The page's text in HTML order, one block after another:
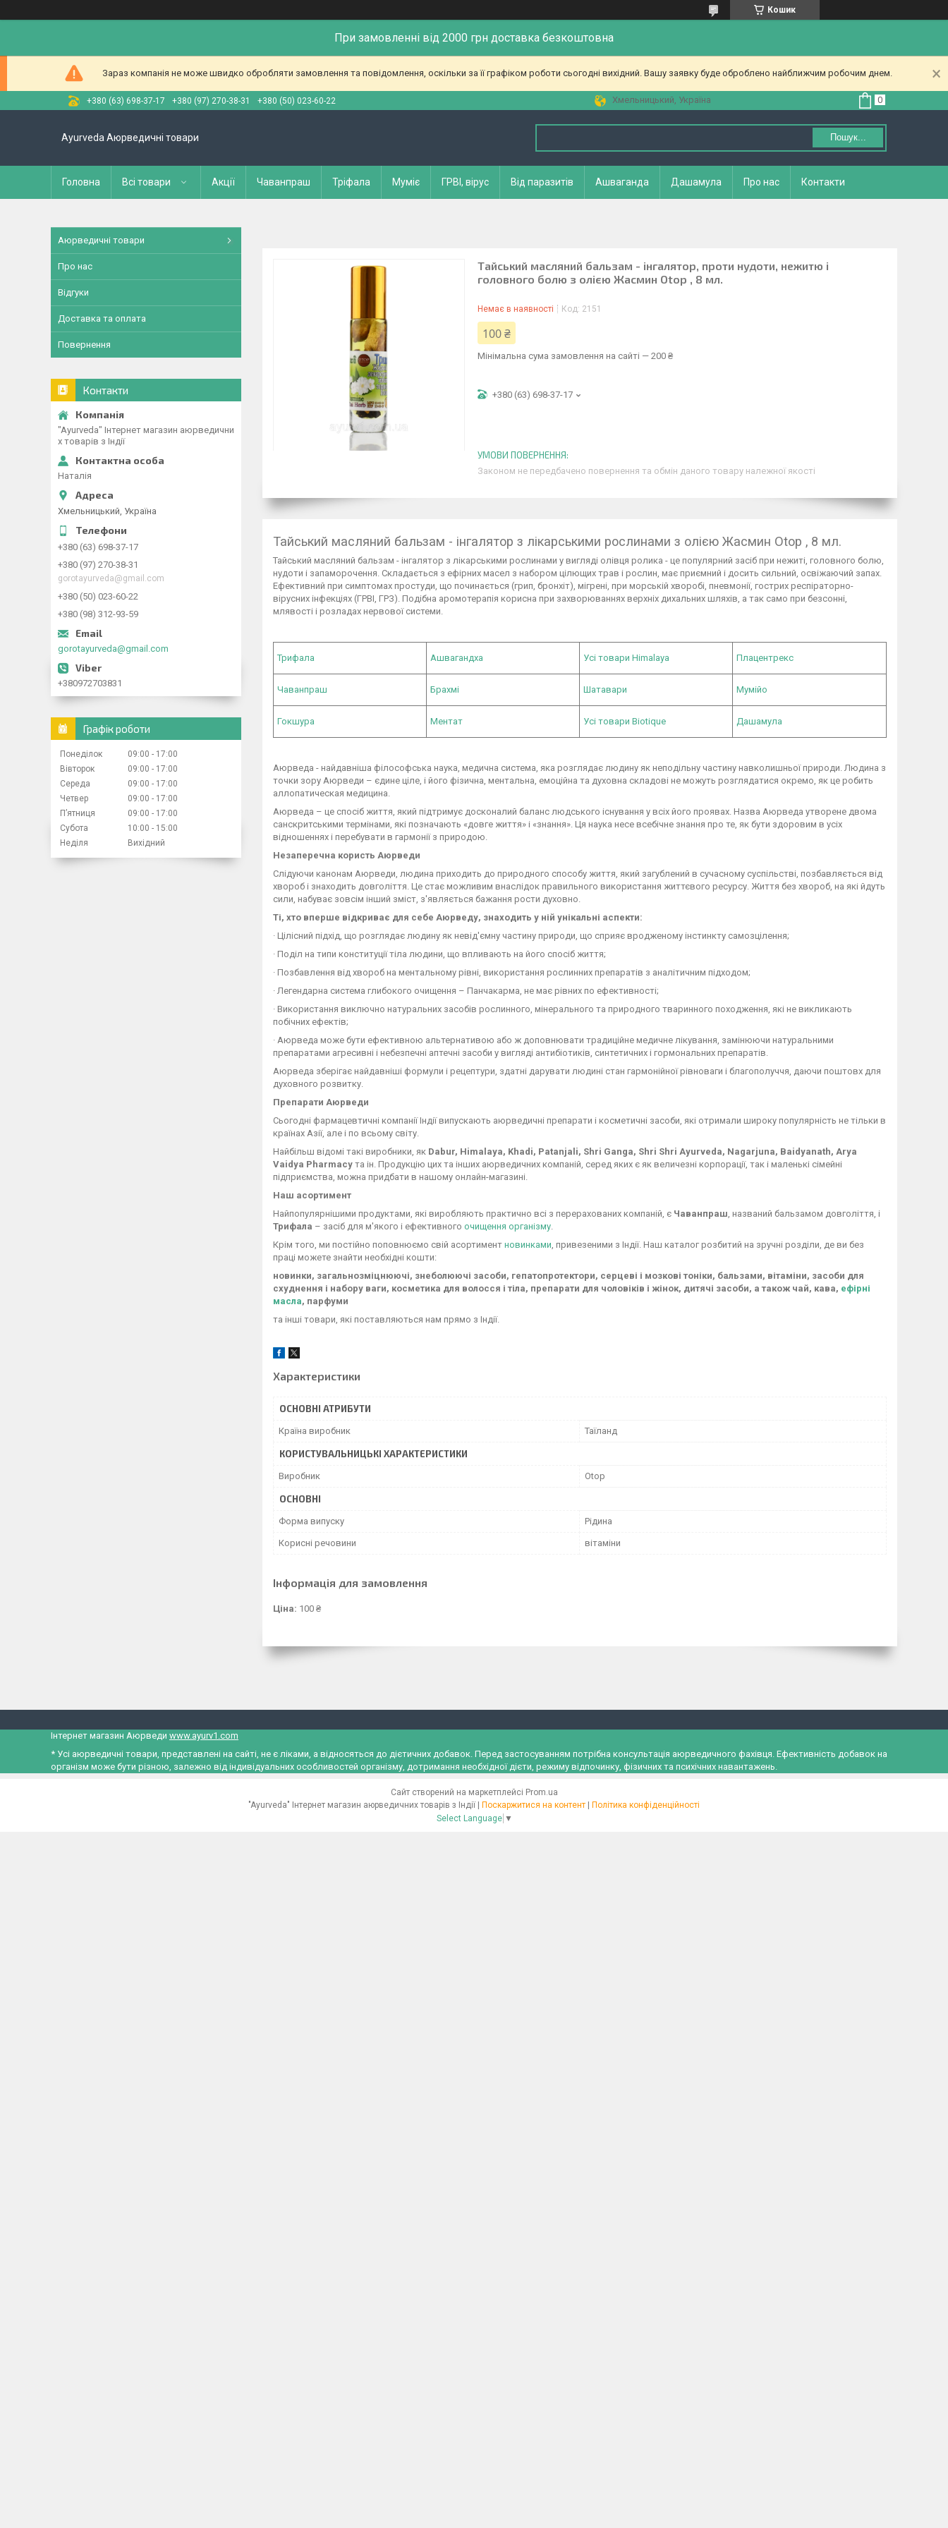
Кошик
При замовленні від 2000 грн доставка безкоштовна
Зараз компанія не може швидко обробляти замовлення та повідомлення, оскільки за її графіком роботи сьогодні вихідний. Вашу заявку буде оброблено найближчим робочим днем.
+380 (63) 698-37-17 +380 (97) 270-38-31 +380 (50) 023-60-22 Хмельницький, Україна
Ayurveda Аюрведичні товари Пошук...
Головна Всі товари Акції Чаванпраш Тріфала Муміє ГРВІ, вірус Від паразитів Ашваганда Дашамула Про нас Контакти
Тайський масляний бальзам - інгалятор, проти нудоти, нежитю і
головного болю з олією Жасмин Otop , 8 мл.
Немає в наявності Код: 2151
100 ₴
Мінімальна сума замовлення на сайті — 200 ₴
+380 (63) 698-37-17
Законом не передбачено повернення та обмін даного товару належної якості
Тайський масляний бальзам - інгалятор з лікарськими рослинами з олією Жасмин Otop , 8 мл.
Тайський масляний бальзам - інгалятор з лікарськими рослинами у вигляді олівця ролика - це популярний засіб при нежиті, головного болю,
нудоти і запаморочення. Складається з ефірних масел з набором цілющих трав і рослин, має приємний і досить сильний, освіжаючий запах.
Ефективний при симптомах простуди, що починається (грип, бронхіт), мігрені, при морській хворобі, пневмонії, гострих респіраторно-
вірусних інфекціях (ГРВІ, ГРЗ). Подібна аромотерапія корисна при захворюваннях верхніх дихальних шляхів, а так само при безсонні,
млявості і розладах нервової системи.
Трифала Ашвагандха Усі товари Himalaya Плацентрекс
Чаванпраш Брахмі Шатавари Мумійо
Гокшура Ментат Усі товари Biotique Дашамула
Аюрведа - найдавніша філософська наука, медична система, яка розглядає людину як неподільну частину навколишньої природи. Людина з
точки зору Аюрведи – єдине ціле, і його фізична, ментальна, емоційна та духовна складові не можуть розглядатися окремо, як це робить
аллопатическая медицина.
Аюрведа – це спосіб життя, який підтримує досконалий баланс людського існування у всіх його проявах. Назва Аюрведа утворене двома
санскритськими термінами, які позначають «довге життя» і «знання». Ця наука несе всебічне знання про те, як бути здоровим в усіх
відношеннях і перебувати в гармонії з природою.
Незаперечна користь Аюрведи
Слідуючи канонам Аюрведи, людина приходить до природного способу життя, який загублений в сучасному суспільстві, позбавляється від
хвороб і знаходить довголіття. Це стає можливим внаслідок правильного використання життєвого ресурсу. Життя без хвороб, на які йдуть
сили, набуває зовсім інший зміст, з'являється бажання рости духовно.
Ті, хто вперше відкриває для себе Аюрведу, знаходить у ній унікальні аспекти:
· Цілісний підхід, що розглядає людину як невід'ємну частину природи, що сприяє вродженому інстинкту самозцілення;
· Поділ на типи конституції тіла людини, що впливають на його спосіб життя;
· Позбавлення від хвороб на ментальному рівні, використання рослинних препаратів з аналітичним підходом;
· Легендарна система глибокого очищення – Панчакарма, не має рівних по ефективності;
· Використання виключно натуральних засобів рослинного, мінерального та природного тваринного походження, які не викликають
побічних ефектів;
· Аюрведа може бути ефективною альтернативою або ж доповнювати традиційне медичне лікування, замінюючи натуральними
препаратами агресивні і небезпечні аптечні засоби у вигляді антибіотиків, синтетичних і гормональних препаратів.
Аюрведа зберігає найдавніші формули і рецептури, здатні дарувати людині стан гармонійної рівноваги і благополуччя, даючи поштовх для
духовного розвитку.
Препарати Аюрведи
Сьогодні фармацевтичні компанії Індії випускають аюрведичні препарати і косметичні засоби, які отримали широку популярність не тільки в
країнах Азії, але і по всьому світу.
Найбільш відомі такі виробники, як Dabur, Himalaya, Khadi, Patanjali, Shri Ganga, Shri Shri Ayurveda, Nagarjuna, Baidyanath, Arya
Vaidya Pharmacy та ін. Продукцію цих та інших аюрведичних компаній, серед яких є як величезні корпорації, так і маленькі сімейні
підприємства, можна придбати в нашому онлайн-магазині.
Наш асортимент
Найпопулярнішими продуктами, які виробляють практично всі з перерахованих компаній, є Чаванпраш , названий бальзамом довголіття, і
Трифала – засіб для м'якого і ефективного очищення організму
Крім того, ми постійно поповнюємо свій асортимент новинками , привезеними з Індії. Наш каталог розбитий на зручні розділи, де ви без
праці можете знайти необхідні кошти:
новинки, загальнозміцнюючі, знеболюючі засоби, гепатопротектори, серцеві і мозкові тоніки, бальзами, вітаміни, засоби для
схуднення і набору ваги, косметика для волосся і тіла, препарати для чоловіків і жінок, дитячі засоби, а також чай, кава, ефірні
масла, парфуми
та інші товари, які поставляються нам прямо з Індії.
Характеристики
ОСНОВНІ АТРИБУТИ
Країна виробник Таїланд
КОРИСТУВАЛЬНИЦЬКІ ХАРАКТЕРИСТИКИ
Виробник Otop
ОСНОВНІ
Форма випуску Рідина
Корисні речовини вітаміни
Інформація для замовлення
Ціна: 100 ₴
Аюрведичні товари
Про нас
Відгуки
Доставка та оплата
Повернення
Контакти
"Ayurveda" Інтернет магазин аюрведични
х товарів з Індії
Наталія
Хмельницький, Україна
+380 (63) 698-37-17
+380 (97) 270-38-31
gorotayurveda@gmail.com
+380 (50) 023-60-22
+380 (98) 312-93-59
gorotayurveda@gmail.com
+380972703831
Графік роботи
Понеділок 09:00
17:00
Вівторок
09:00
17:00
Середа
09:00
17:00
Четвер
09:00
17:00
Пʼятниця
09:00
17:00
Субота
10:00
15:00
Неділя
Вихідний
Інтернет магазин Аюрведи www.ayurv1.com
* Усі аюрведичні товари, представлені на сайті, не є ліками, а відносяться до дієтичних добавок. Перед застосуванням потрібна консультація аюрведичного фахівця. Ефективність добавок на
організм може бути різною, залежно від індивідуальних особливостей організму, дотримання необхідної дієти, режиму відпочинку, фізичних та психічних навантажень.
Сайт створений на маркетплейсі Prom.ua
"Ayurveda" Інтернет магазин аюрведичних товарів з Індії | Поскаржитися на контент | Політика конфіденційності
Select Language ▼